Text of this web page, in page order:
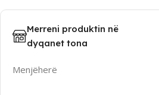
Merreni produktin në
dyqanet tona
Menjëherë